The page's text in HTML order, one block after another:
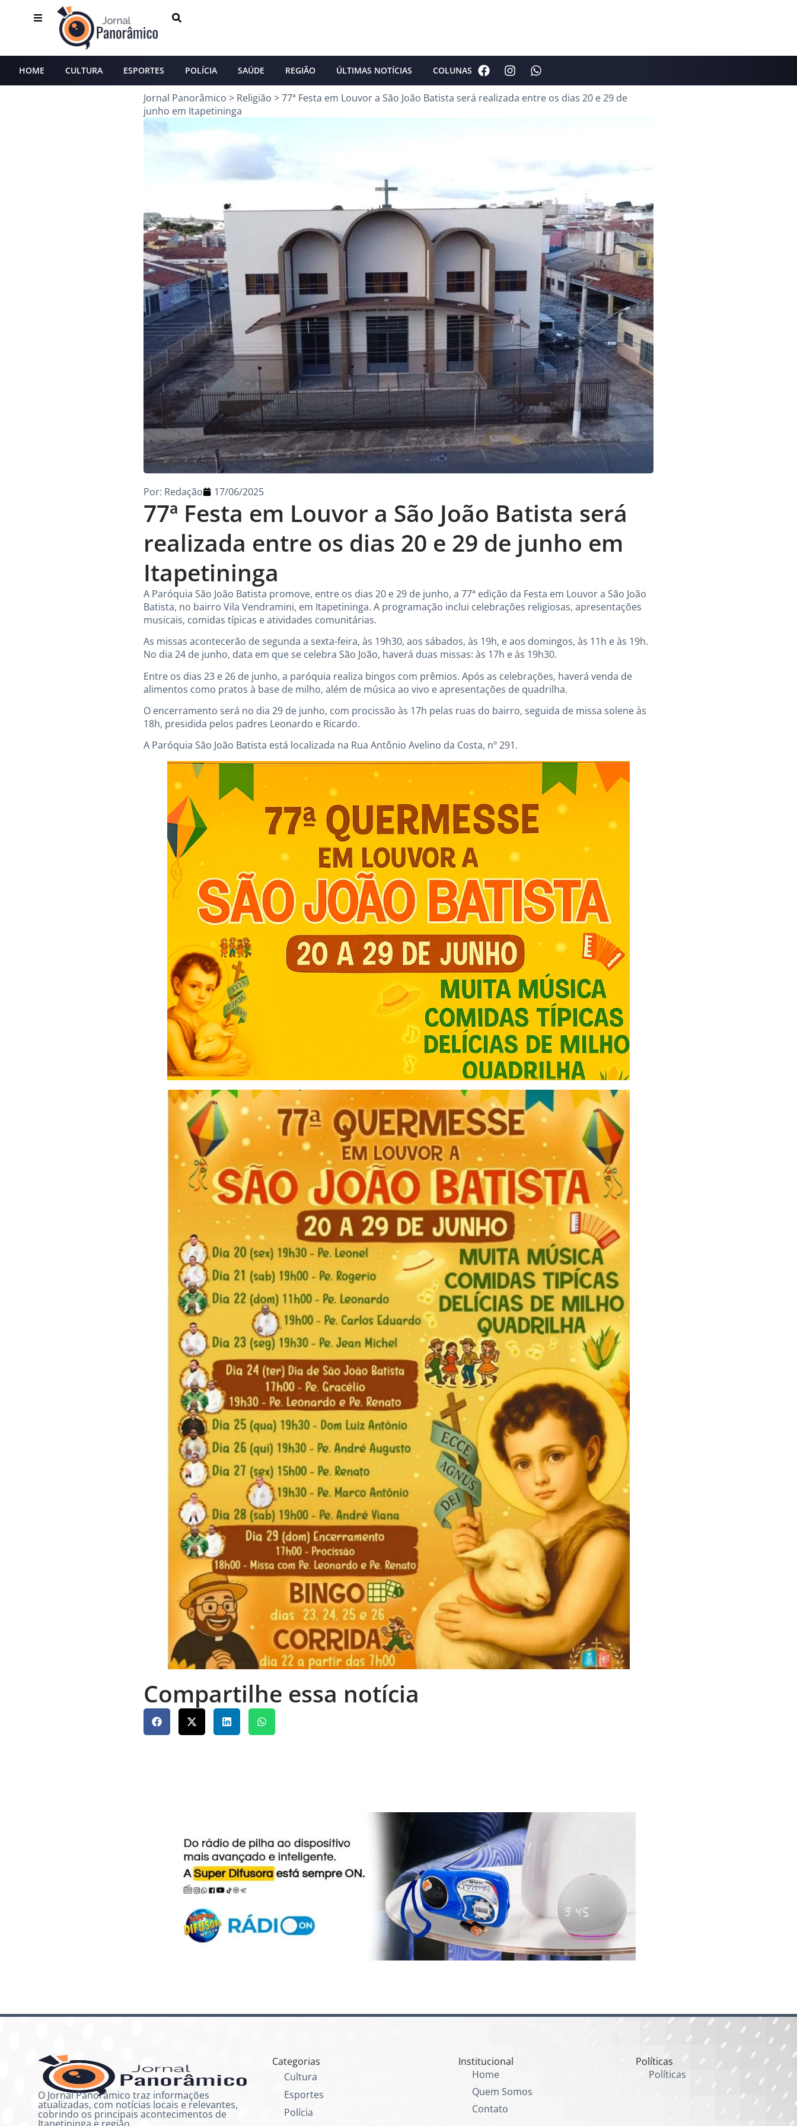
HOME CULTURA ESPORTES POLÍCIA SAÚDE REGIÃO ÚLTIMAS NOTÍCIAS COLUNAS
Jornal Panorâmico > Religião >77ª Festa em Louvor a São João Batista será realizada entre os dias 20 e 29 de
junho em Itapetininga
77ª Festa em Louvor a São João Batista será
realizada entre os dias 20 e 29 de junho em
Itapetininga
Por: Redação 17/06/2025
A Paróquia São João Batista promove, entre os dias 20 e 29 de junho, a 77ª edição da Festa em Louvor a São João
Batista, no bairro Vila Vendramini, em Itapetininga. A programação inclui celebrações religiosas, apresentações
musicais, comidas típicas e atividades comunitárias.
As missas acontecerão de segunda a sexta-feira, às 19h30, aos sábados, às 19h, e aos domingos, às 11h e às 19h.
No dia 24 de junho, data em que se celebra São João, haverá duas missas: às 17h e às 19h30.
Entre os dias 23 e 26 de junho, a paróquia realiza bingos com prêmios. Após as celebrações, haverá venda de
alimentos como pratos à base de milho, além de música ao vivo e apresentações de quadrilha.
O encerramento será no dia 29 de junho, com procissão às 17h pelas ruas do bairro, seguida de missa solene às
18h, presidida pelos padres Leonardo e Ricardo.
A Paróquia São João Batista está localizada na Rua Antônio Avelino da Costa, nº 291.
Compartilhe essa notícia
O Jornal Panorâmico traz informações
atualizadas, com notícias locais e relevantes,
cobrindo os principais acontecimentos de
Itapetininga e região.
Categorias
Cultura
Esportes
Polícia
Institucional
Home
Quem Somos
Contato
Políticas
Políticas